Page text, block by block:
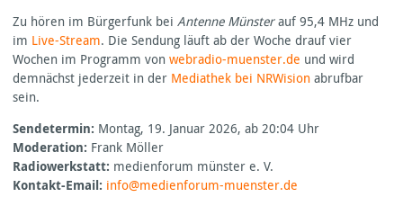
Zu hören im Bürgerfunk bei Antenne Münsterauf 95,4 MHz und
im Live-Stream. Die Sendung läuft ab der Woche drauf vier
Wochen im Programm von webradio-muenster.de und wird
demnächst jederzeit in der Mediathek bei NRWision abrufbar
sein.
Sendetermin: Montag, 19. Januar 2026, ab 20:04 Uhr
Moderation: Frank Möller
Radiowerkstatt: medienforum münster e. V.
Kontakt-Email: info@medienforum-muenster.de